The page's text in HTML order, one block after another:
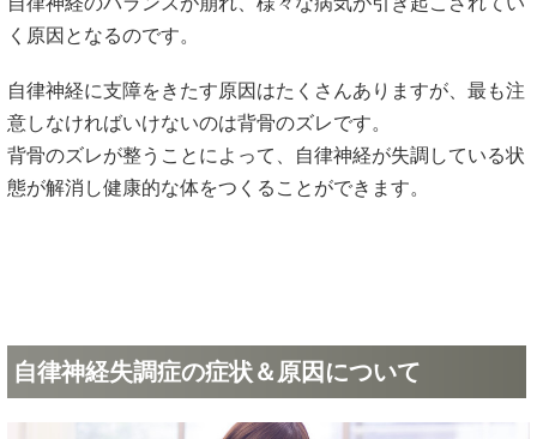
く原因となるのです。
自律神経に支障をきたす原因はたくさんありますが、最も注
意しなければいけないのは背骨のズレです。
背骨のズレが整うことによって、自律神経が失調している状
態が解消し健康的な体をつくることができます。
自律神経失調症の症状＆原因について